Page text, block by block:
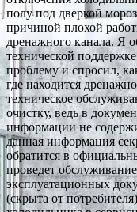
полу под дверкой
причиной плохой
дренажного канала. Я
технической
проблему и спросил,
где находится
техническое
очистку, ведь в
информации не
данная информация
обратится в
проведет
эксплуатационных
(скрыта от